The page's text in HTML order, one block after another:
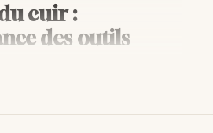
cuir :
des outils
est une ancienne pratique